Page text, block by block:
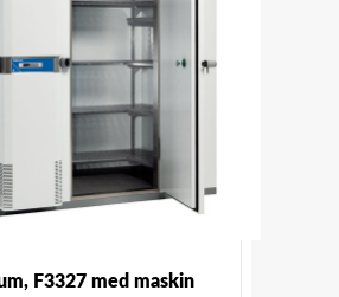
F3327 med maskin